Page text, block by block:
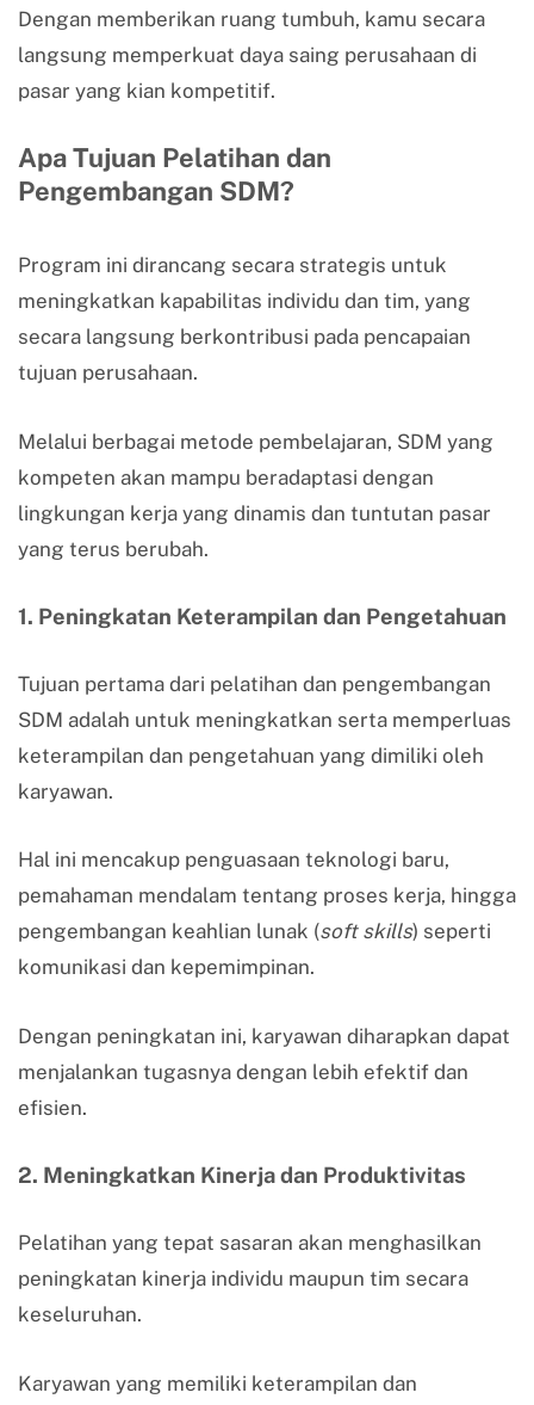
Dengan memberikan ruang tumbuh, kamu secara
langsung memperkuat daya saing perusahaan di
pasar yang kian kompetitif.
Apa Tujuan Pelatihan dan
Pengembangan SDM?
Program ini dirancang secara strategis untuk
meningkatkan kapabilitas individu dan tim, yang
secara langsung berkontribusi pada pencapaian
tujuan perusahaan.
Melalui berbagai metode pembelajaran, SDM yang
kompeten akan mampu beradaptasi dengan
lingkungan kerja yang dinamis dan tuntutan pasar
yang terus berubah.
1. Peningkatan Keterampilan dan Pengetahuan
Tujuan pertama dari pelatihan dan pengembangan
SDM adalah untuk meningkatkan serta memperluas
keterampilan dan pengetahuan yang dimiliki oleh
karyawan.
Hal ini mencakup penguasaan teknologi baru,
pemahaman mendalam tentang proses kerja, hingga
pengembangan keahlian lunak (soft skills) seperti
komunikasi dan kepemimpinan.
Dengan peningkatan ini, karyawan diharapkan dapat
menjalankan tugasnya dengan lebih efektif dan
efisien.
2. Meningkatkan Kinerja dan Produktivitas
Pelatihan yang tepat sasaran akan menghasilkan
peningkatan kinerja individu maupun tim secara
keseluruhan.
Karyawan yang memiliki keterampilan dan